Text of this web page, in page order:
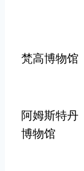
梵高博物馆
阿姆斯特丹
博物馆